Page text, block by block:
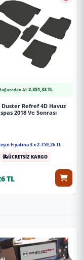
Al:2.351,33 TL
Duster Refref 4D Havuz
2018 Ve Sonrası
Fiyatına 3 x 2.759,26 TL
ÜCRETSİZ KARGO
TL